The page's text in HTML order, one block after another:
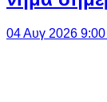
04 Αυγ 2026 9:00